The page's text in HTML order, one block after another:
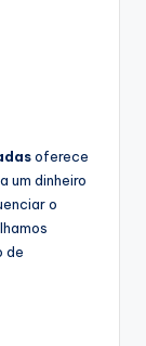
oferece
um dinheiro
o
de